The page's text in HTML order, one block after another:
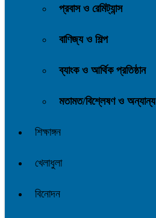
প্রবাস ও রেমিট্যান্স
বাণিজ্য ও শিল্প
ব্যাংক ও আর্থিক প্রতিষ্ঠান
মতামত/বিশ্লেষণ ও অন্যান্য
শিক্ষাঙ্গন
খেলাধুলা
বিনোদন